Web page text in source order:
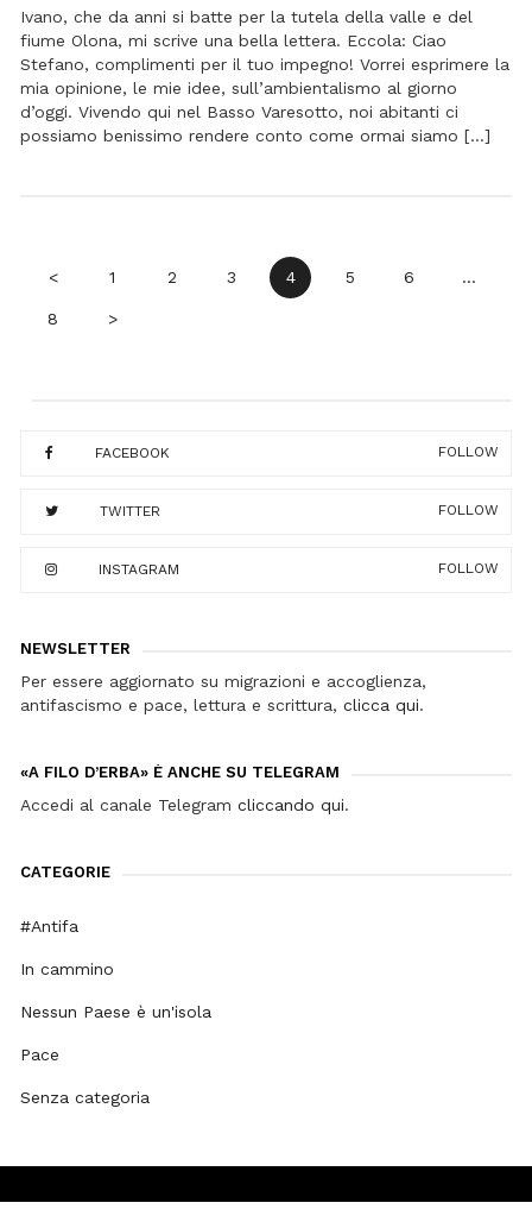
E,
UN
PO’,
PER
OGNUNO
Ivano, che da anni si batte per la tutela della valle e del
fiume Olona, mi scrive una bella lettera. Eccola: Ciao
Stefano, complimenti per il tuo impegno! Vorrei esprimere la
mia opinione, le mie idee, sull’ambientalismo al giorno
d’oggi. Vivendo qui nel Basso Varesotto, noi abitanti ci
possiamo benissimo rendere conto come ormai siamo […]
Navigazione
articoli
< 1 2 3 4 5 6 …
8 >
FACEBOOK FOLLOW
TWITTER FOLLOW
INSTAGRAM FOLLOW
NEWSLETTER
Per essere aggiornato su migrazioni e accoglienza,
antifascismo e pace, lettura e scrittura,clicca qui.
«A FILO D’ERBA» È ANCHE SU TELEGRAM
Accedi al canale Telegramcliccando qui.
CATEGORIE
#Antifa
In cammino
Nessun Paese è un'isola
Pace
Senza categoria